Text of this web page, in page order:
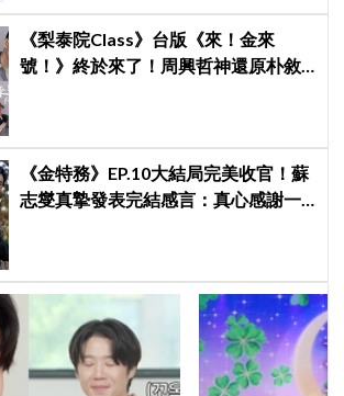
《梨泰院Class》台版《來！金來
號！》終於來了！周興哲神還原朴敘
《金特務》EP.10大結局完美收官！蘇
志燮真摯發表完結感言：真心感謝一